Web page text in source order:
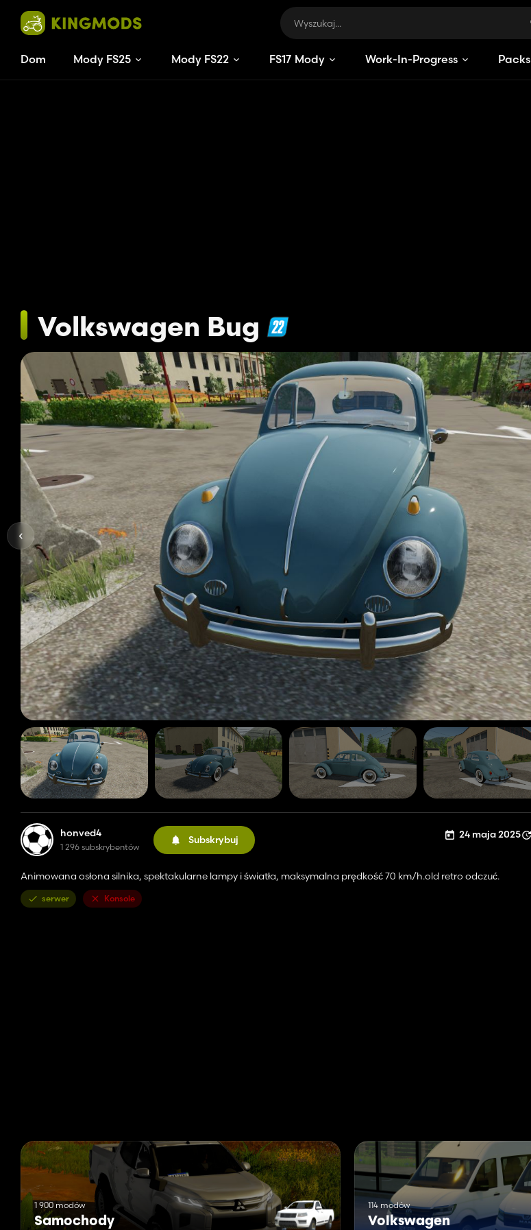
Dom Mody FS25 Mody FS22 FS17 Mody Work-In-Progress Packs
Volkswagen Bug
honved4
1 296 subskrybentów
Subskrybuj 24 maja 2025
Animowana osłona silnika, spektakularne lampy i światła, maksymalna prędkość 70 km/h.old retro odczuć.
serwer Konsole
1 900 modów
Samochody
114 modów
Volkswagen